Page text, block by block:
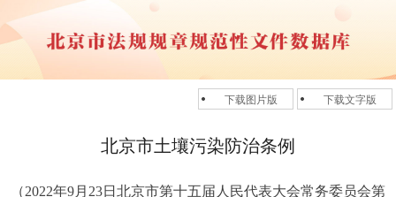
下载图片版 下载文字版
北京市土壤污染防治条例
（2022年9月23日北京市第十五届人民代表大会常务委员会第